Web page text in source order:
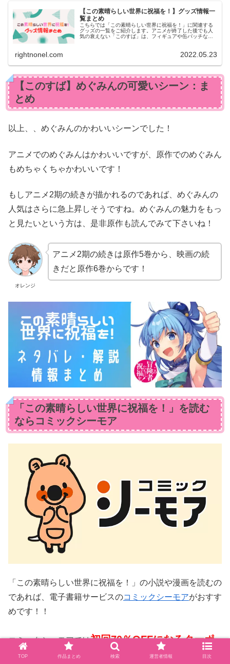
【この素晴らしい世界に祝福を！】グッズ情報一
覧まとめ
こちらでは「この素晴らしい世界に祝福を！」に関連する
グッズの一覧をご紹介します。アニメが終了した後でも人
気の衰えない「このすば」は、フィギュアや缶バッチなど
rightnonel.com 2022.05.23
【このすば】めぐみんの可愛いシーン：ま
とめ
以上、、めぐみんのかわいいシーンでした！
アニメでのめぐみんはかわいいですが、原作でのめぐみん
もめちゃくちゃかわいいです！
もしアニメ2期の続きが描かれるのであれば、めぐみんの
人気はさらに急上昇しそうですね。めぐみんの魅力をもっ
と見たいという方は、是非原作も読んでみて下さいね！
オレンジ
アニメ2期の続きは原作5巻から、映画の続
きだと原作6巻からです！
「この素晴らしい世界に祝福を！」を読む
ならコミックシーモア
「この素晴らしい世界に祝福を！」の小説や漫画を読むの
であれば、電子書籍サービスのコミックシーモアがおすす
めです！！
コミックシーモアでは初回70％OFFになるクーポ
ンを配布していたり、 毎週お得な割引クーポンを配
TOP 作品まとめ 検索 運営者情報 目次